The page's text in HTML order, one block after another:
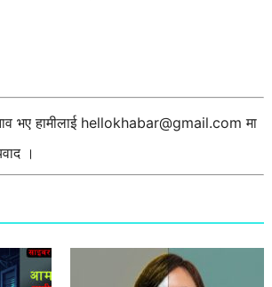
भए हामीलाई hellokhabar@gmail.com मा
।